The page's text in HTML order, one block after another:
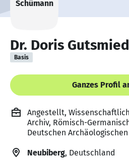
Dr. Doris
Basis
Ganzes Profil
Angestellt,
Archiv, Römisch-
Deutschen
Neubiberg, Deutschland